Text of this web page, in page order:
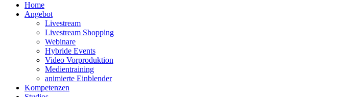
Home
Angebot
Livestream
Livestream Shopping
Webinare
Hybride Events
Video Vorproduktion
Medientraining
animierte Einblender
Kompetenzen